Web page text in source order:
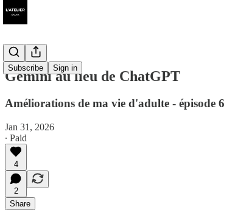
Subscribe Sign in
Gemini au lieu de ChatGPT
Améliorations de ma vie d'adulte - épisode 6
Jan 31, 2026
∙ Paid
4
2
Share